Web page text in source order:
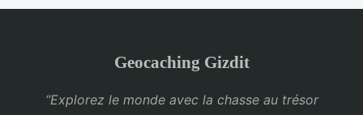
Geocaching Gizdit
“Explorez le monde avec la chasse au trésor